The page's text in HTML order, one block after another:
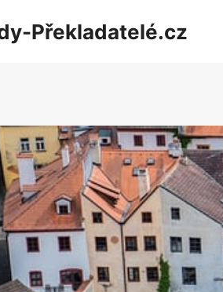
Překladatelé.cz